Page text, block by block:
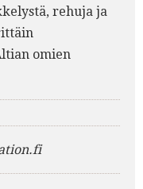
rehuja ja
omien